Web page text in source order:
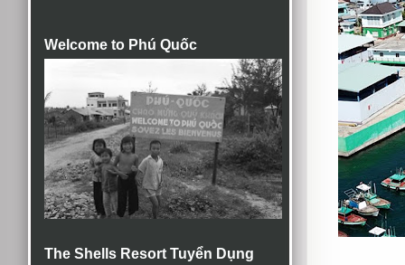
Welcome to Phú Quốc
The Shells Resort Tuyển Dụng